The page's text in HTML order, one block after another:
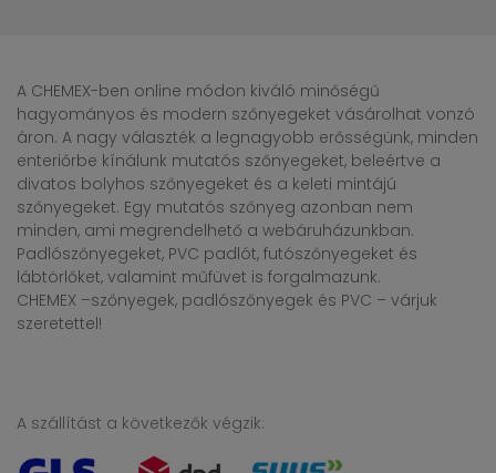
A CHEMEX-ben online módon kiváló minőségű
hagyományos és modern szőnyegeket vásárolhat vonzó
áron. A nagy választék a legnagyobb erősségünk, minden
enteriőrbe kínálunk mutatós szőnyegeket, beleértve a
divatos bolyhos szőnyegeket és a keleti mintájú
szőnyegeket. Egy mutatós szőnyeg azonban nem
minden, ami megrendelhető a webáruházunkban.
Padlószőnyegeket, PVC padlót, futószőnyegeket és
lábtörlőket, valamint műfüvet is forgalmazunk.
CHEMEX –szőnyegek, padlószőnyegek és PVC – várjuk
szeretettel!
A szállítást a következők végzik: